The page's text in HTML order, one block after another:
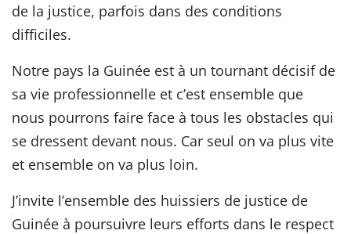
de la justice, parfois dans des conditions
difficiles.
Notre pays la Guinée est à un tournant décisif de
sa vie professionnelle et c’est ensemble que
nous pourrons faire face à tous les obstacles qui
se dressent devant nous. Car seul on va plus vite
et ensemble on va plus loin.
J’invite l’ensemble des huissiers de justice de
Guinée à poursuivre leurs efforts dans le respect